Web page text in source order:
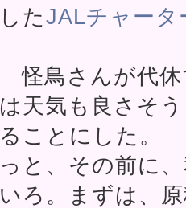
したJALチャータ
怪鳥さんが代休
は天気も良さそ
ることにした。
っと、その前に
いろ。まずは、